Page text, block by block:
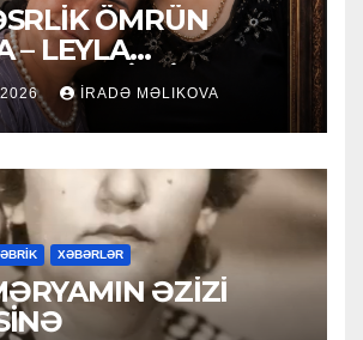
ÖMRÜN
50 İLLİK
TƏBRİKİ
2026 İRADƏ MƏLIKOVA
XƏBƏRLƏR
ƏZİZİ